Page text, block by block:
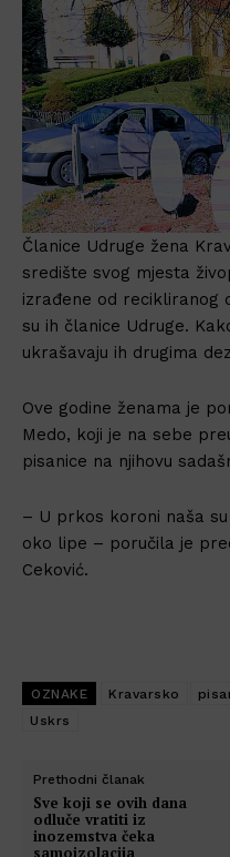
Članice Udruge žena
središte svog mjesta
izrađene od recikliranog
su ih članice Udruge.
ukrašavaju ih drugima
Ove godine ženama je
Medo, koji je na sebe
pisanice na njihovu
– U prkos koroni naša
oko lipe – poručila je
Ceković.
OZNAKE Kravarsko
Uskrs
Prethodni članak
Sve koji se ovih dana
odluče vratiti iz
inozemstva čeka
samoizolacija